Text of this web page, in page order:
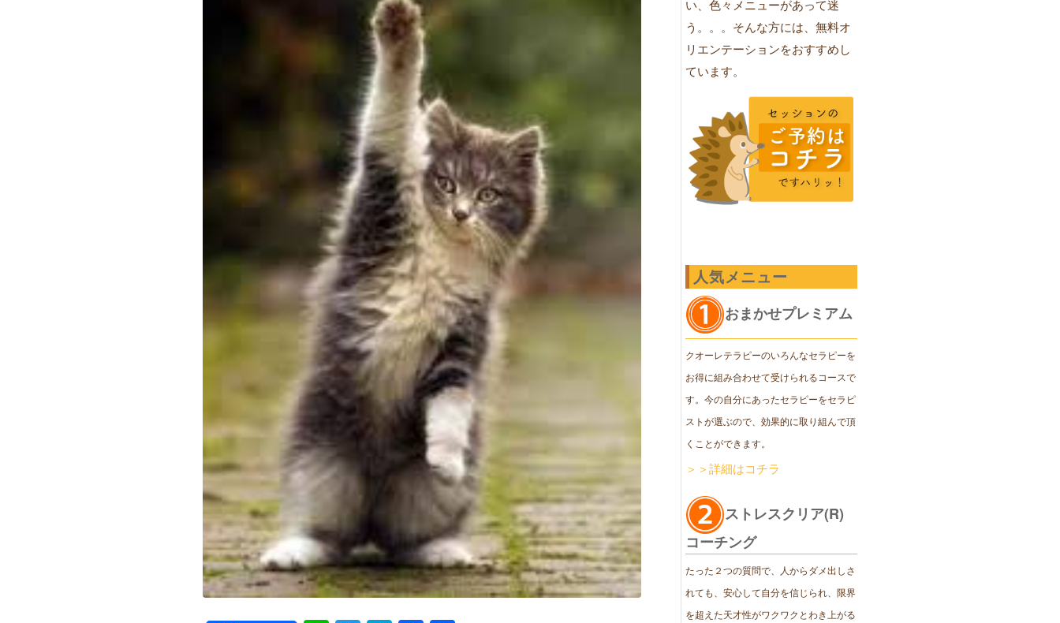
い、色々メニューがあって迷
う。。。そんな方には、無料オ
リエンテーションをおすすめし
ています。
人気メニュー
おまかせプレミアム
クオーレテラピーのいろんなセラピーを
お得に組み合わせて受けられるコースで
す。今の自分にあったセラピーをセラピ
ストが選ぶので、効果的に取り組んで頂
くことができます。
＞＞詳細はコチラ
ストレスクリア(R)
コーチング
たった２つの質問で、人からダメ出しさ
れても、安心して自分を信じられ、限界
を超えた天才性がワクワクとわき上がる